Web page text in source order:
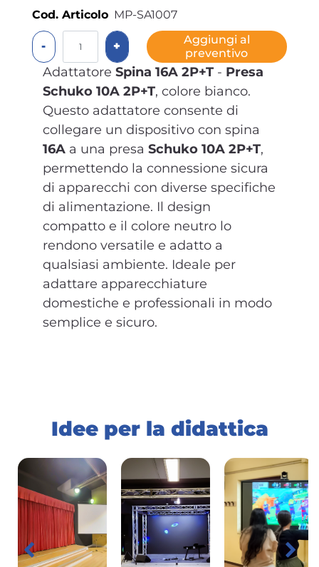
Cod. Articolo MP-SA1007
Quantità
Aggiungi al
preventivo
Adattatore Spina 16A 2P+T - Presa
Schuko 10A 2P+T, colore bianco.
Questo adattatore consente di
collegare un dispositivo con spina
16A a una presa Schuko 10A 2P+T,
permettendo la connessione sicura
di apparecchi con diverse specifiche
di alimentazione. Il design
compatto e il colore neutro lo
rendono versatile e adatto a
qualsiasi ambiente. Ideale per
adattare apparecchiature
domestiche e professionali in modo
semplice e sicuro.
Idee per la didattica